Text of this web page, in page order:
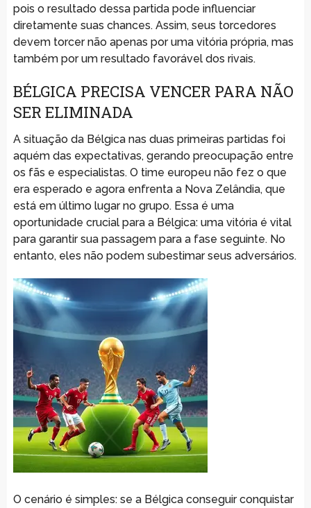
pois o resultado dessa partida pode influenciar
diretamente suas chances. Assim, seus torcedores
devem torcer não apenas por uma vitória própria, mas
também por um resultado favorável dos rivais.
BÉLGICA PRECISA VENCER PARA NÃO
SER ELIMINADA
A situação da Bélgica nas duas primeiras partidas foi
aquém das expectativas, gerando preocupação entre
os fãs e especialistas. O time europeu não fez o que
era esperado e agora enfrenta a Nova Zelândia, que
está em último lugar no grupo. Essa é uma
oportunidade crucial para a Bélgica: uma vitória é vital
para garantir sua passagem para a fase seguinte. No
entanto, eles não podem subestimar seus adversários.
O cenário é simples: se a Bélgica conseguir conquistar